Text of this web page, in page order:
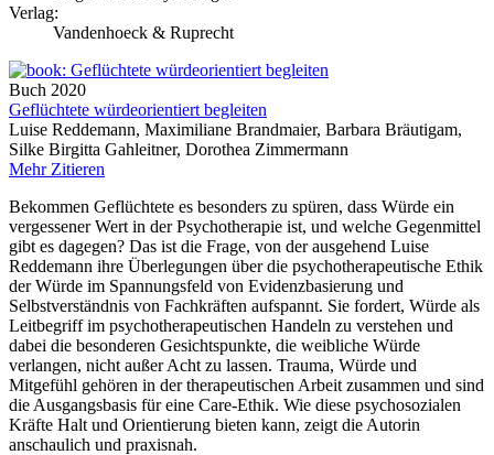
Verlag:
Vandenhoeck & Ruprecht
Buch 2020
Geflüchtete würdeorientiert begleiten
Luise Reddemann, Maximiliane Brandmaier, Barbara Bräutigam,
Silke Birgitta Gahleitner, Dorothea Zimmermann
Mehr Zitieren
Bekommen Geflüchtete es besonders zu spüren, dass Würde ein
vergessener Wert in der Psychotherapie ist, und welche Gegenmittel
gibt es dagegen? Das ist die Frage, von der ausgehend Luise
Reddemann ihre Überlegungen über die psychotherapeutische Ethik
der Würde im Spannungsfeld von Evidenzbasierung und
Selbstverständnis von Fachkräften aufspannt. Sie fordert, Würde als
Leitbegriff im psychotherapeutischen Handeln zu verstehen und
dabei die besonderen Gesichtspunkte, die weibliche Würde
verlangen, nicht außer Acht zu lassen. Trauma, Würde und
Mitgefühl gehören in der therapeutischen Arbeit zusammen und sind
die Ausgangsbasis für eine Care-Ethik. Wie diese psychosozialen
Kräfte Halt und Orientierung bieten kann, zeigt die Autorin
anschaulich und praxisnah.